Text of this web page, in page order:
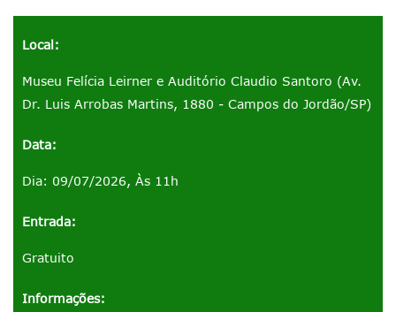
Local:
Museu Felícia Leirner e Auditório Claudio Santoro (Av.
Dr. Luis Arrobas Martins, 1880 - Campos do Jordão/SP)
Data:
Dia: 09/07/2026, Às 11h
Entrada:
Gratuito
Informações: